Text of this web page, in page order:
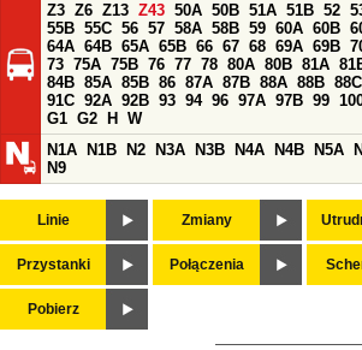
Z3 Z6 Z13 Z43 50A 50B 51A 51B 52
55B 55C 56 57 58A 58B 59 60A 60B
64A 64B 65A 65B 66 67 68 69A 69B
73 75A 75B 76 77 78 80A 80B 81A
84B 85A 85B 86 87A 87B 88A 88B 88C
91C 92A 92B 93 94 96 97A 97B 99
G1 G2 H
W
N1A
N1B N2 N3A N3B N4A N4B N5A
N9
Linie Zmiany
Przystanki Połączenia
Pobierz